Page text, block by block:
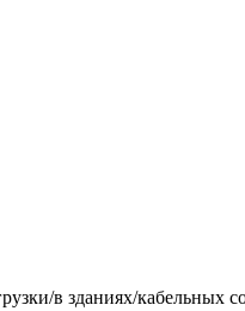
в зданиях/кабельных